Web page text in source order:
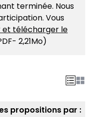
terminée. Nous
Vous
et télécharger le
dans un nouvel
2,21Mo)
propositions par :